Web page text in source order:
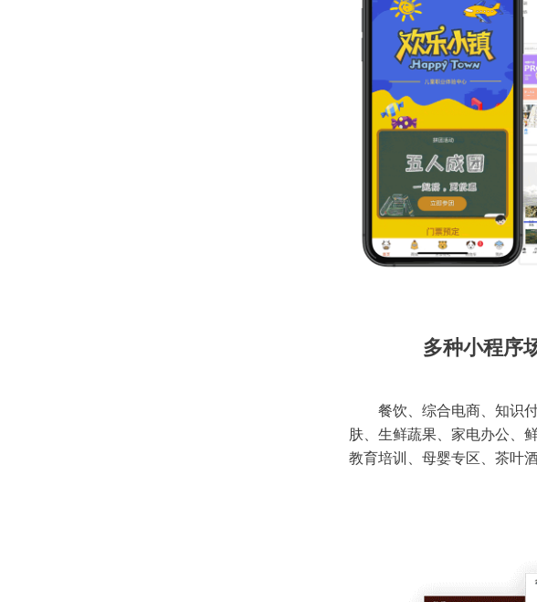
多种小程序
餐饮、综合电商、知识
肤、生鲜蔬果、家电办公、
教育培训、母婴专区、茶叶